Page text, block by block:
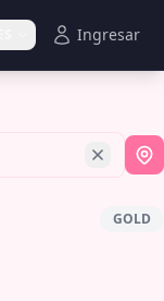
Ingresar
GOLD